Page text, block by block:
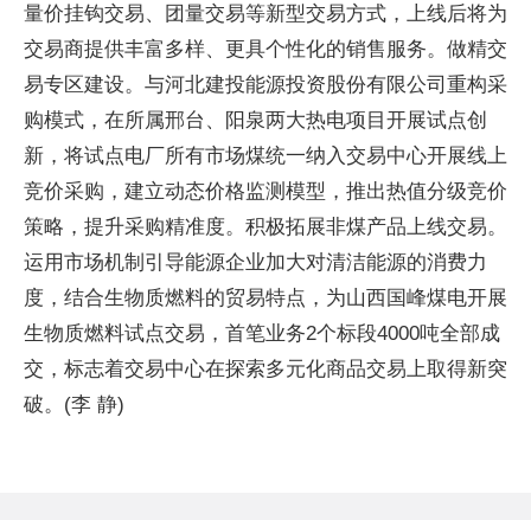
量价挂钩交易、团量交易等新型交易方式，上线后将为
交易商提供丰富多样、更具个性化的销售服务。做精交
易专区建设。与河北建投能源投资股份有限公司重构采
购模式，在所属邢台、阳泉两大热电项目开展试点创
新，将试点电厂所有市场煤统一纳入交易中心开展线上
竞价采购，建立动态价格监测模型，推出热值分级竞价
策略，提升采购精准度。积极拓展非煤产品上线交易。
运用市场机制引导能源企业加大对清洁能源的消费力
度，结合生物质燃料的贸易特点，为山西国峰煤电开展
生物质燃料试点交易，首笔业务2个标段4000吨全部成
交，标志着交易中心在探索多元化商品交易上取得新突
破。(李 静)